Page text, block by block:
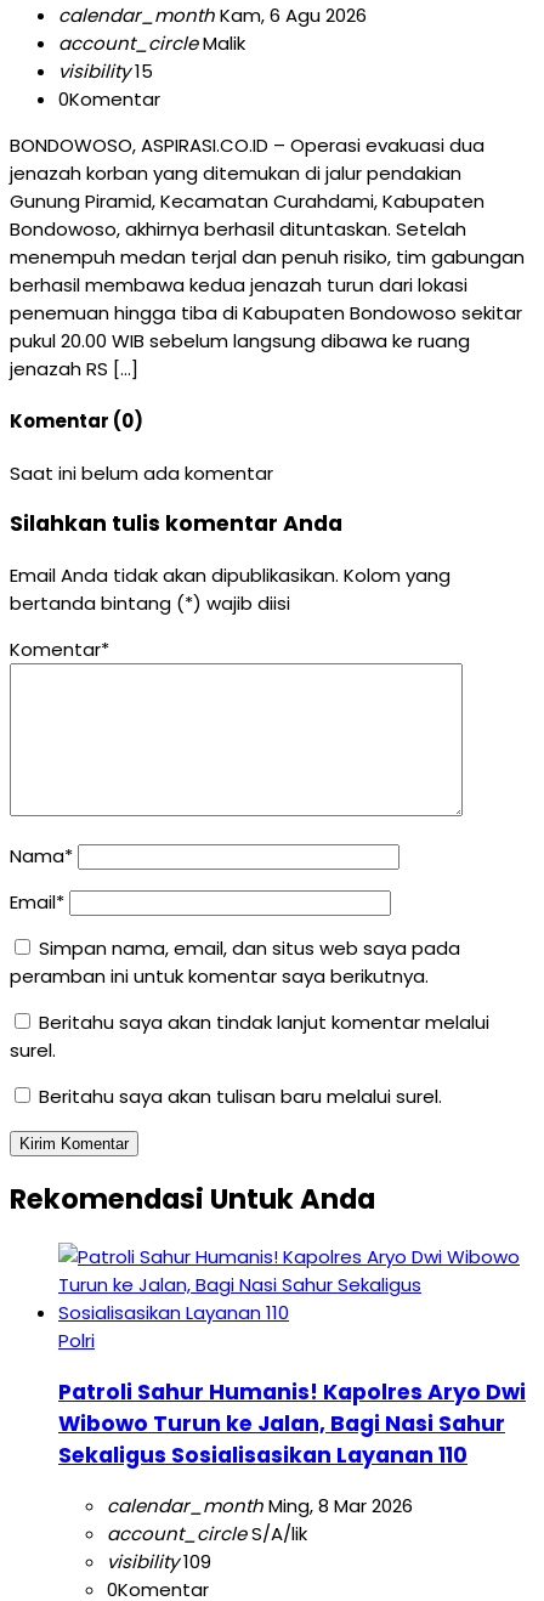
calendar_monthKam, 6 Agu 2026
account_circleMalik
visibility15
0Komentar
BONDOWOSO, ASPIRASI.CO.ID – Operasi evakuasi dua
jenazah korban yang ditemukan di jalur pendakian
Gunung Piramid, Kecamatan Curahdami, Kabupaten
Bondowoso, akhirnya berhasil dituntaskan. Setelah
menempuh medan terjal dan penuh risiko, tim gabungan
berhasil membawa kedua jenazah turun dari lokasi
penemuan hingga tiba di Kabupaten Bondowoso sekitar
pukul 20.00 WIB sebelum langsung dibawa ke ruang
jenazah RS […]
Komentar (0)
Saat ini belum ada komentar
Silahkan tulis komentar Anda
Email Anda tidak akan dipublikasikan. Kolom yang
bertanda bintang (*) wajib diisi
Komentar*
Nama*
Email*
Simpan nama, email, dan situs web saya pada
peramban ini untuk komentar saya berikutnya.
Beritahu saya akan tindak lanjut komentar melalui
surel.
Beritahu saya akan tulisan baru melalui surel.
Rekomendasi Untuk Anda
Polri
Patroli Sahur Humanis! Kapolres Aryo Dwi
Wibowo Turun ke Jalan, Bagi Nasi Sahur
Sekaligus Sosialisasikan Layanan 110
calendar_monthMing, 8 Mar 2026
account_circleS/A/lik
visibility109
0Komentar